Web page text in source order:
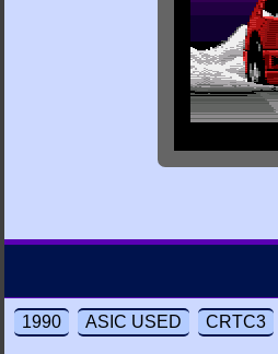
1990 ASIC USED CRTC3